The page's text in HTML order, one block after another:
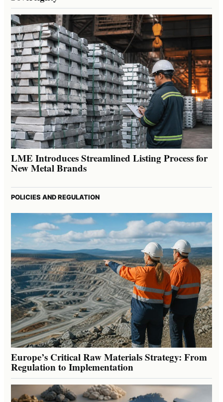
LME Introduces Streamlined Listing Process for
New Metal Brands
POLICIES AND REGULATION
Europe’s Critical Raw Materials Strategy: From
Regulation to Implementation